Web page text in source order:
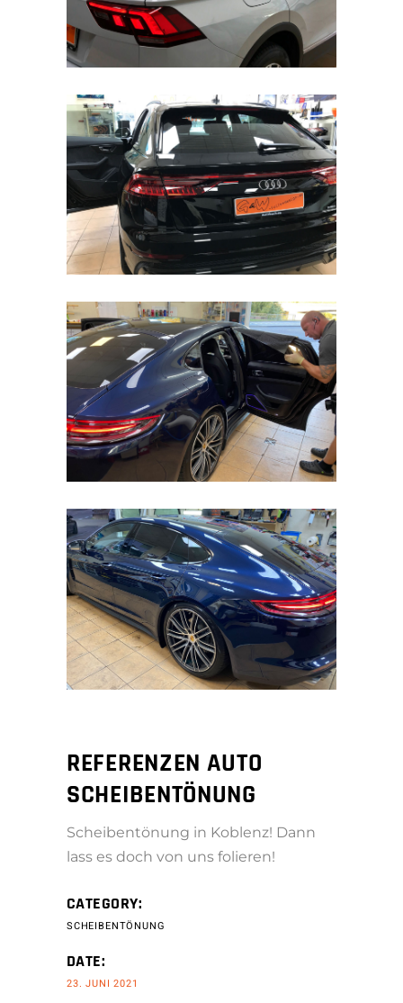
REFERENZEN AUTO
SCHEIBENTÖNUNG
Scheibentönung in Koblenz! Dann
lass es doch von uns folieren!
CATEGORY:
SCHEIBENTÖNUNG
DATE:
23. JUNI 2021